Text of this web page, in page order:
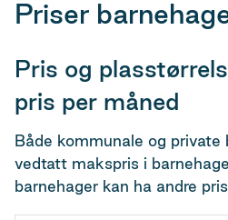
Priser
Pris og
pris per måned
Både kommunale og private
vedtatt makspris i
barnehager kan ha andre